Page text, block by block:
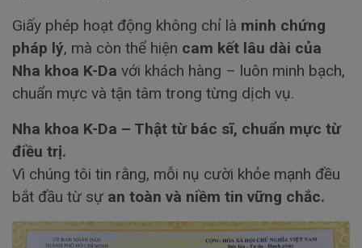
Giấy phép hoạt động không chỉ là minh chứng
pháp lý, mà còn thể hiện cam kết lâu dài của
Nha khoa K-Da với khách hàng – luôn minh bạch,
chuẩn mực và tận tâm trong từng dịch vụ.
Nha khoa K-Da – Thật từ bác sĩ, chuẩn mực từ
điều trị.
Vì chúng tôi tin rằng, mỗi nụ cười khỏe mạnh đều
bắt đầu từ sự an toàn và niềm tin vững chắc.